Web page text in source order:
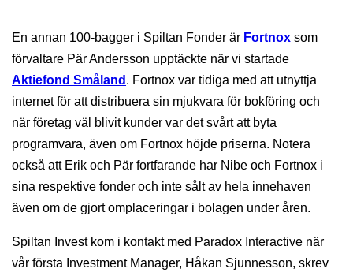
En annan 100-bagger i Spiltan Fonder är Fortnox som
förvaltare Pär Andersson upptäckte när vi startade
Aktiefond Småland . Fortnox var tidiga med att utnyttja
internet för att distribuera sin mjukvara för bokföring och
när företag väl blivit kunder var det svårt att byta
programvara, även om Fortnox höjde priserna. Notera
också att Erik och Pär fortfarande har Nibe och Fortnox i
sina respektive fonder och inte sålt av hela innehaven
även om de gjort omplaceringar i bolagen under åren.
Spiltan Invest kom i kontakt med Paradox Interactive när
vår första Investment Manager, Håkan Sjunnesson, skrev